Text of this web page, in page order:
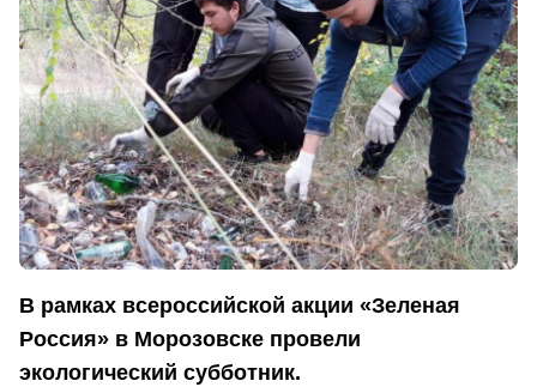
В рамках всероссийской акции «Зеленая
Россия» в Морозовске провели
экологический субботник.